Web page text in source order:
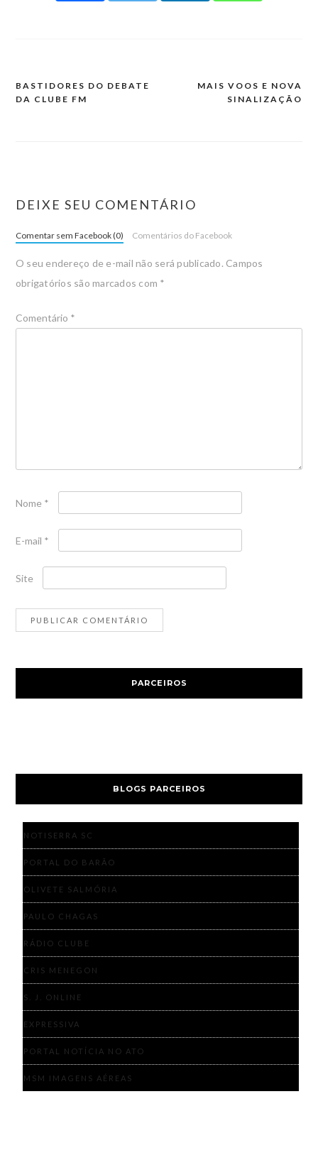
BASTIDORES DO DEBATE
DA CLUBE FM
MAIS VOOS E NOVA
SINALIZAÇÃO
DEIXE SEU COMENTÁRIO
Comentar sem Facebook (0) Comentários do Facebook
O seu endereço de e-mail não será publicado. Campos
obrigatórios são marcados com *
Comentário *
Nome *
E-mail *
Site
PARCEIROS
BLOGS PARCEIROS
NOTISERRA SC
PORTAL DO BARÃO
OLIVETE SALMÓRIA
PAULO CHAGAS
RÁDIO CLUBE
CRIS MENEGON
S. J. ONLINE
EXPRESSIVA
PORTAL NOTÍCIA NO ATO
MSM IMAGENS AÉREAS